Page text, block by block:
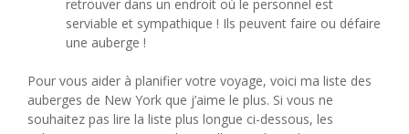
retrouver dans un endroit où le personnel est
serviable et sympathique ! Ils peuvent faire ou défaire
une auberge !
Pour vous aider à planifier votre voyage, voici ma liste des
auberges de New York que j’aime le plus. Si vous ne
souhaitez pas lire la liste plus longue ci-dessous, les